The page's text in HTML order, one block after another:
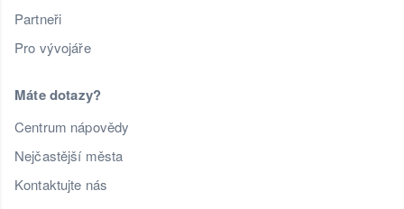
Partneři
Pro vývojáře
Máte dotazy?
Centrum nápovědy
Nejčastější města
Kontaktujte nás